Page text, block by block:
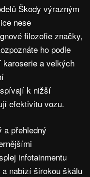
Škody výrazným
nese
filozofie značky,
ho podle
karoserie a velkých
k nižší
efektivitu vozu.
a přehledný
infotainmentu
nabízí širokou škálu